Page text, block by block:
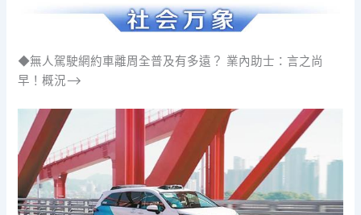
◆無人駕駛網約車離周全普及有多遠？ 業內助士：言之尚
早！概況–>